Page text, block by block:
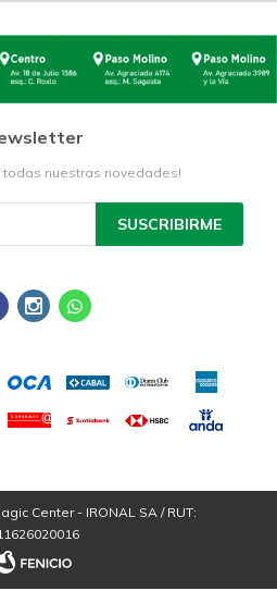
todas nuestras novedades!
SUSCRIBIRME
 
Center - IRONAL SA / RUT: